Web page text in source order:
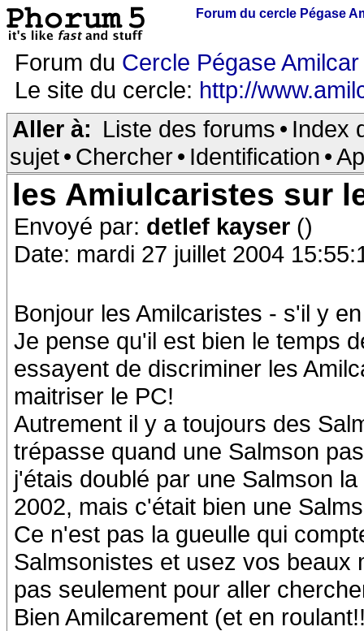
Forum du cercle Pégase
Forum du Cercle Pégase Amilcar
Le site du cercle: http://
Aller à: Liste des forums • Index
sujet• Chercher• Identification •
les Amiulcaristes sur
Envoyé par: detlef kayser ()
Date: mardi 27 juillet 2004
Bonjour les Amilcaristes - s'il y
Je pense qu'il est bien le temps
essayent de discriminer les
maitriser le PC!
Autrement il y a toujours des
trépasse quand une Salmson
j'étais doublé par une Salmson
2002, mais c'était bien une
Ce n'est pas la gueulle qui
Salmsonistes et usez vos
pas seulement pour aller
Bien Amilcarement (et en